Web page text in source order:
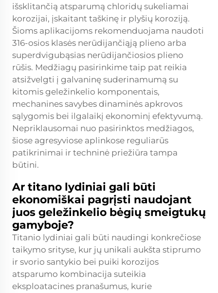
išsklitančią atsparumą chloridų sukeliamai
korozijai, įskaitant taškinę ir plyšių koroziją.
Šioms aplikacijoms rekomenduojama naudoti
316-osios klasės nerūdijančiąją plieno arba
superdvigubąsias nerūdijančiosios plieno
rūšis. Medžiagų pasirinkime taip pat reikia
atsižvelgti į galvaninę suderinamumą su
kitomis geležinkelio komponentais,
mechanines savybes dinaminės apkrovos
sąlygomis bei ilgalaikį ekonominį efektyvumą.
Nepriklausomai nuo pasirinktos medžiagos,
šiose agresyviose aplinkose reguliarūs
patikrinimai ir techninė priežiūra tampa
būtini.
Ar titano lydiniai gali būti
ekonomiškai pagrįsti naudojant
juos geležinkelio bėgių smeigtukų
gamyboje?
Titanio lydiniai gali būti naudingi konkrečiose
taikymo srityse, kur jų unikali aukšta stiprumo
ir svorio santykio bei puiki korozijos
atsparumo kombinacija suteikia
eksploatacines pranašumus, kurie